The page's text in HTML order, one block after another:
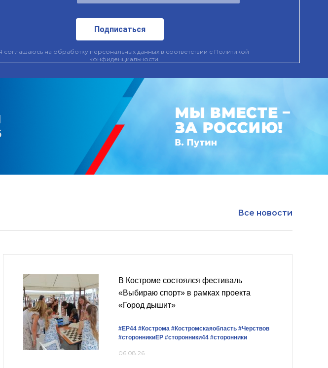
Подписаться
соглашаюсь на обработку персональных данных в соответствии с Политикой
конфиденциальности
Все новости
В Костроме состоялся фестиваль
«Выбираю спорт» в рамках проекта
«Город дышит»
#ЕР44 #Кострома #Костромскаяобласть #Черствов
#сторонникиЕР #сторонники44 #сторонники
06.08.26